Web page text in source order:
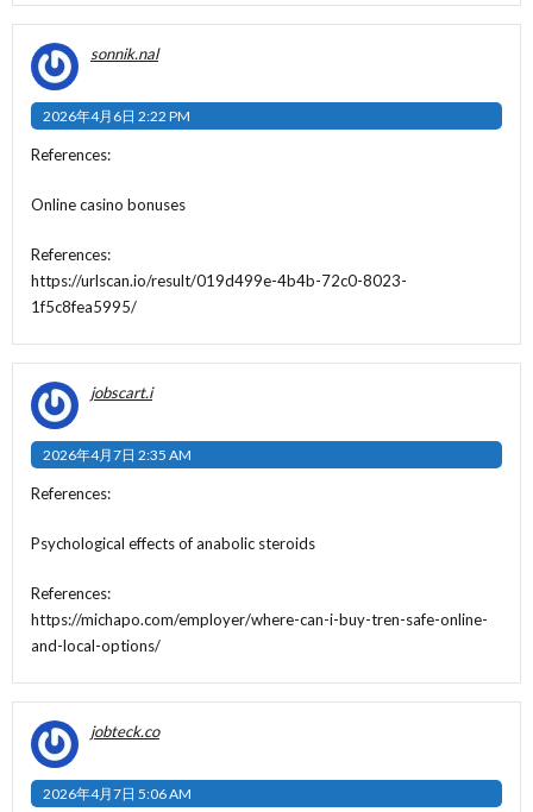
sonnik.nal
2026年4月6日 2:22 PM
References:
Online casino bonuses
References:
https://urlscan.io/result/019d499e-4b4b-72c0-8023-
1f5c8fea5995/
jobscart.i
2026年4月7日 2:35 AM
References:
Psychological effects of anabolic steroids
References:
https://michapo.com/employer/where-can-i-buy-tren-safe-online-
and-local-options/
jobteck.co
2026年4月7日 5:06 AM